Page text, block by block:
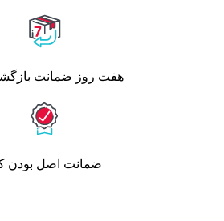
هفت روز ضمانت
ضمانت اصل بودن